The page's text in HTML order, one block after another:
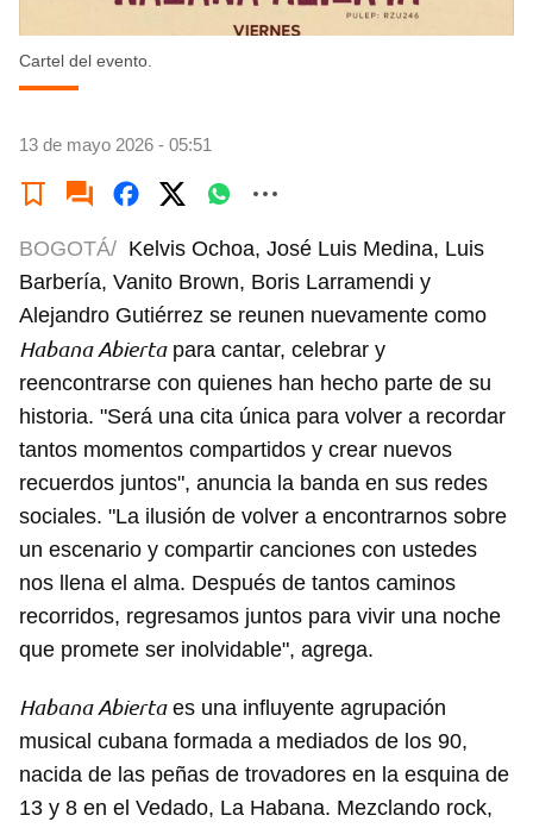
Cartel del evento.
13 de mayo 2026 - 05:51
BOGOTÁ/ Kelvis Ochoa, José Luis Medina, Luis
Barbería, Vanito Brown, Boris Larramendi y
Alejandro Gutiérrez se reunen nuevamente como
Habana Abiertapara cantar, celebrar y
reencontrarse con quienes han hecho parte de su
historia. "Será una cita única para volver a recordar
tantos momentos compartidos y crear nuevos
recuerdos juntos", anuncia la banda en sus redes
sociales. "La ilusión de volver a encontrarnos sobre
un escenario y compartir canciones con ustedes
nos llena el alma. Después de tantos caminos
recorridos, regresamos juntos para vivir una noche
que promete ser inolvidable", agrega.
Habana Abiertaes una influyente agrupación
musical cubana formada a mediados de los 90,
nacida de las peñas de trovadores en la esquina de
13 y 8 en el Vedado, La Habana. Mezclando rock,